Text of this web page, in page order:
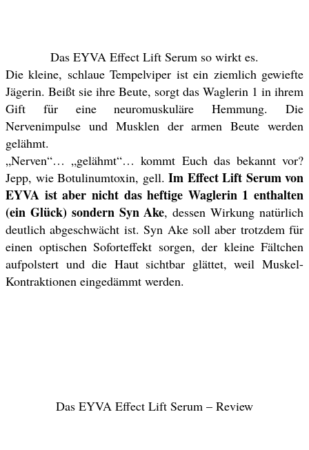
Das EYVA Effect Lift Serum so wirkt es.
Die kleine, schlaue Tempelviper ist ein ziemlich gewiefte
Jägerin. Beißt sie ihre Beute, sorgt das Waglerin 1 in ihrem
Gift für eine neuromuskuläre Hemmung. Die
Nervenimpulse und Musklen der armen Beute werden
gelähmt.
„Nerven“… „gelähmt“… kommt Euch das bekannt vor?
Jepp, wie Botulinumtoxin, gell. Im Effect Lift Serum von
EYVA ist aber nicht das heftige Waglerin 1 enthalten
(ein Glück) sondern Syn Ake, dessen Wirkung natürlich
deutlich abgeschwächt ist. Syn Ake soll aber trotzdem für
einen optischen Soforteffekt sorgen, der kleine Fältchen
aufpolstert und die Haut sichtbar glättet, weil Muskel-
Kontraktionen eingedämmt werden.
Das EYVA Effect Lift Serum – Review